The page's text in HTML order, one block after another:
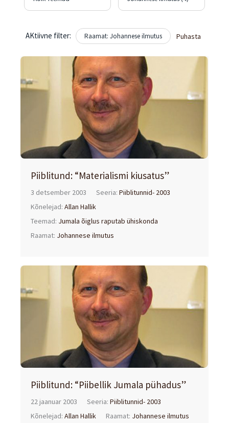
AKtiivne filter: Raamat: Johannese ilmutus Puhasta
Piiblitund: “Materialismi kiusatus”
3 detsember 2003 Seeria:Piiblitunnid- 2003
Kõnelejad:Allan Hallik
Teemad: Jumala õiglus raputab ühiskonda
Raamat: Johannese ilmutus
Piiblitund: “Piibellik Jumala pühadus”
22 jaanuar 2003 Seeria:Piiblitunnid- 2003
Kõnelejad:Allan Hallik Raamat: Johannese ilmutus